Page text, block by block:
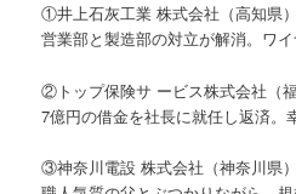
①井上石灰工業 株式会社（高知県）
営業部と製造部の対立が解消。ワイ
②トップ保険サ ービス株式会社（福
7億円の借金を社長に就任し返済。
③神奈川電設 株式会社（神奈川県）